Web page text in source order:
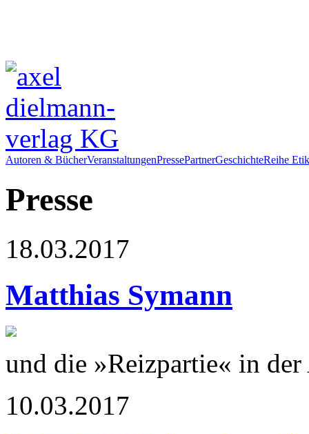
Autoren & BücherVeranstaltungenPressePartnerGeschichteReihe
Presse
18.03.2017
Matthias Symann
und die »Reizpartie« in
10.03.2017